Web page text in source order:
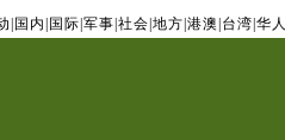
国内 国际 军事 社会 地方 港澳 台湾 华人